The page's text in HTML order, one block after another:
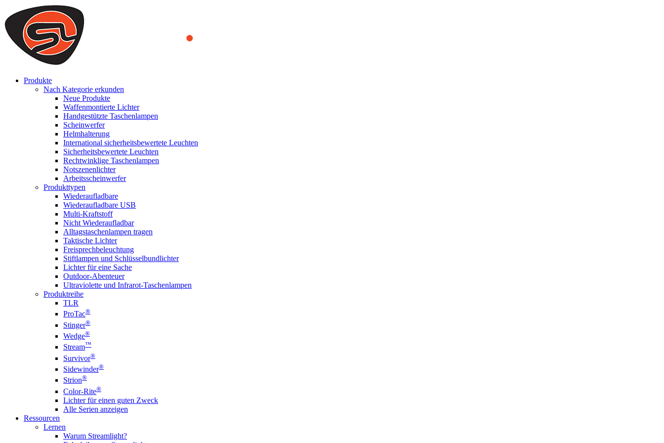
We use cookies to ensure that we provide you the best experience on our website. By continuing to browse this website, you accept that cookies are used to help us analyze how the website is used and to offer
you a better experience. To learn more or to find out how you can disable cookies, you can access our
ACCEPT AND CLOSE
Produkte
Nach Kategorie erkunden
Neue Produkte
Waffenmontierte Lichter
Handgestützte Taschenlampen
Scheinwerfer
Helmhalterung
International sicherheitsbewertete Leuchten
Sicherheitsbewertete Leuchten
Rechtwinklige Taschenlampen
Notszenenlichter
Arbeitsscheinwerfer
Produkttypen
Wiederaufladbare
Wiederaufladbare USB
Multi-Kraftstoff
Nicht Wiederaufladbar
Alltagstaschenlampen tragen
Taktische Lichter
Freisprechbeleuchtung
Stiftlampen und Schlüsselbundlichter
Lichter für eine Sache
Outdoor-Abenteuer
Ultraviolette und Infrarot-Taschenlampen
Produktreihe
TLR
ProTac®
Stinger®
Wedge®
Stream™
Survivor®
Sidewinder®
Strion®
Color-Rite®
Lichter für einen guten Zweck
Alle Serien anzeigen
Ressourcen
Lernen
Warum Streamlight?